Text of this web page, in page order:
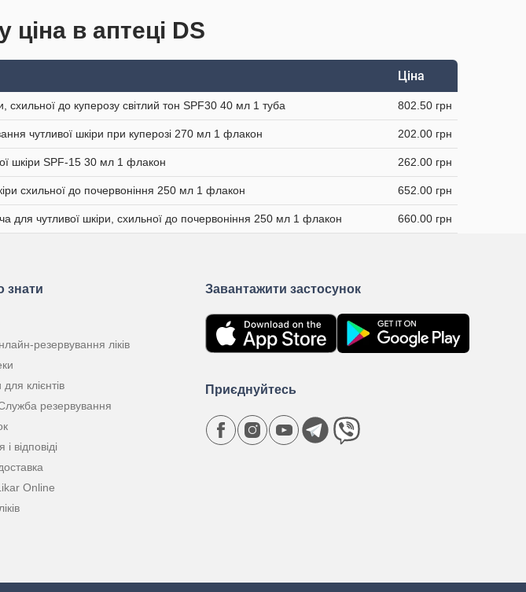
ціна в аптеці DS
Ціна
до куперозу світлий тон SPF30 40 мл 1 туба 802.50 грн
чутливої шкіри при куперозі 270 мл 1 флакон 202.00 грн
шкіри SPF-15 30 мл 1 флакон 262.00 грн
схильної до почервоніння 250 мл 1 флакон 652.00 грн
чутливої шкіри, схильної до почервоніння 250 мл 1 флакон 660.00 грн
знати
резервування ліків
клієнтів
Служба резервування
відповіді
Online
Завантажити застосунок
Приєднуйтесь